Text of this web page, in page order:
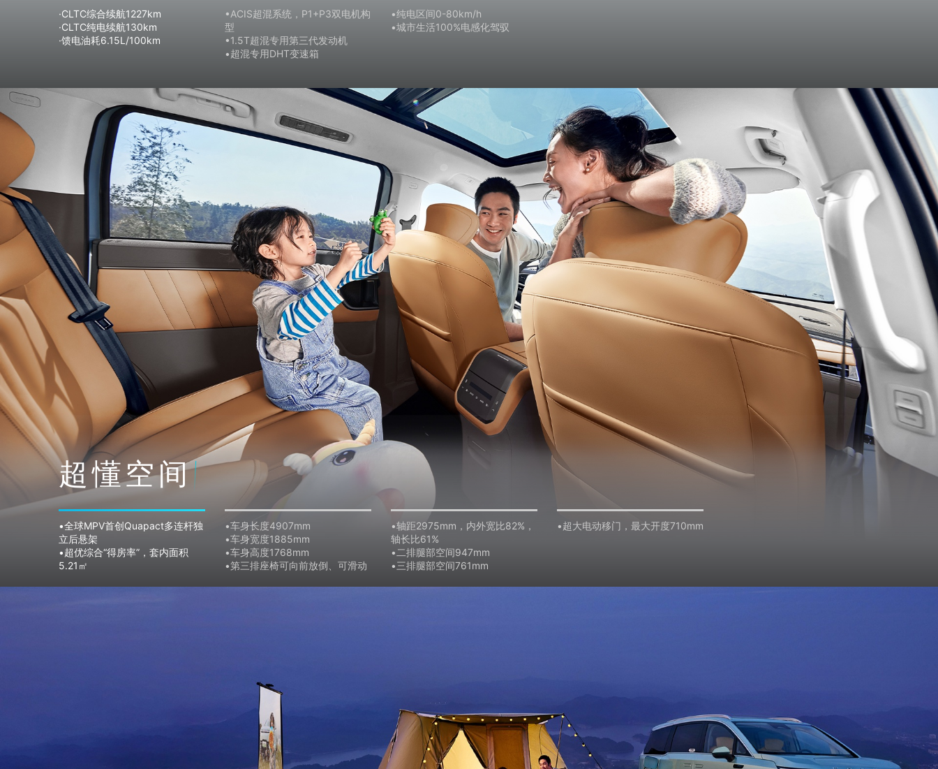
·CLTC综合续航1227km
·CLTC纯电续航130km
·馈电油耗6.15L/100km
•ACIS超混系统，P1+P3双电机构
型
•1.5T超混专用第三代发动机
•超混专用DHT变速箱
•纯电区间0-80km/h
•城市生活100%电感化驾驭
超懂空间
•全球MPV首创Quapact多连杆独
立后悬架
•超优综合“得房率”，套内面积
5.21㎡
•车身长度4907mm
•车身宽度1885mm
•车身高度1768mm
•第三排座椅可向前放倒、可滑动
•轴距2975mm，内外宽比82%，
轴长比61%
•二排腿部空间947mm
•三排腿部空间761mm
•超大电动移门，最大开度710mm